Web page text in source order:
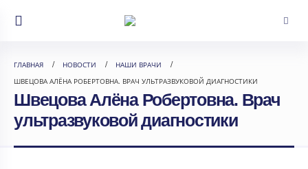
ГЛАВНАЯ НОВОСТИ
НАШИ ВРАЧИ
ШВЕЦОВА АЛЁНА РОБЕРТОВНА. ВРАЧ УЛЬТРАЗВУКОВОЙ ДИАГНОСТИКИ
Швецова Алёна Робертовна. Врач
ультразвуковой диагностики